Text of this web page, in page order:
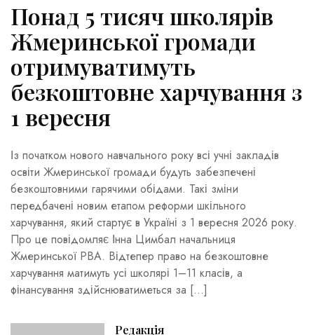
Понад 5 тисяч школярів
Жмеринської громади
отримуватимуть
безкоштовне харчування з
1 вересня
Із початком нового навчального року всі учні закладів
освіти Жмеринської громади будуть забезпечені
безкоштовними гарячими обідами. Такі зміни
передбачені новим етапом реформи шкільного
харчування, який стартує в Україні з 1 вересня 2026 року.
Про це повідомляє Інна Цимбал начальниця
Жмеринської РВА. Відтепер право на безкоштовне
харчування матимуть усі школярі 1–11 класів, а
фінансування здійснюватиметься за […]
Редакція